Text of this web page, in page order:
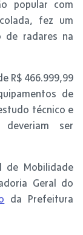
popular com
fez um
de radares na
R$ 466.999,99
de
técnico e
ser
de Mobilidade
Geral do
da Prefeitura